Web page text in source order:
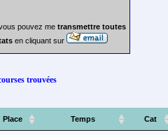
pouvez me transmettre toutes
en cliquant sur
trouvées
Place Temps Cat